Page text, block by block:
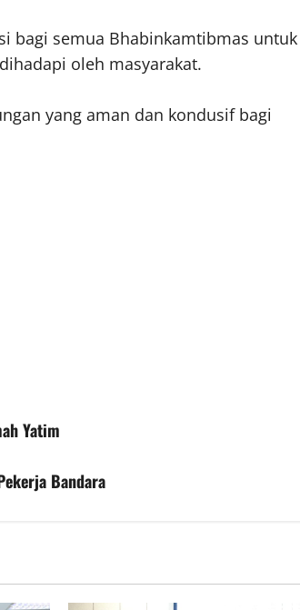
bagi semua Bhabinkamtibmas untuk
oleh masyarakat.
yang aman dan kondusif bagi
Yatim
Bandara